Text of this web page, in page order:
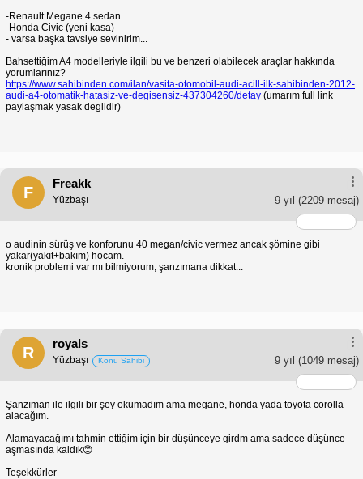
-Renault Megane 4 sedan
-Honda Civic (yeni kasa)
- varsa başka tavsiye sevinirim...
Bahsettiğim A4 modelleriyle ilgili bu ve benzeri olabilecek araçlar hakkında
yorumlarınız?
https://www.sahibinden.com/ilan/vasita-otomobil-audi-acill-ilk-sahibinden-2012-
audi-a4-otomatik-hatasiz-ve-degisensiz-437304260/detay (umarım full link
paylaşmak yasak degildir)
F
Freakk
9 yıl (2209 mesaj)
Yüzbaşı
o audinin sürüş ve konforunu 40 megan/civic vermez ancak şömine gibi
yakar(yakıt+bakım) hocam.
kronik problemi var mı bilmiyorum, şanzımana dikkat...
R
royals
9 yıl (1049 mesaj)
Yüzbaşı Konu Sahibi
Şanzıman ile ilgili bir şey okumadım ama megane, honda yada toyota corolla
alacağım.
Alamayacağımı tahmin ettiğim için bir düşünceye girdm ama sadece düşünce
aşmasında kaldık😊
Teşekkürler